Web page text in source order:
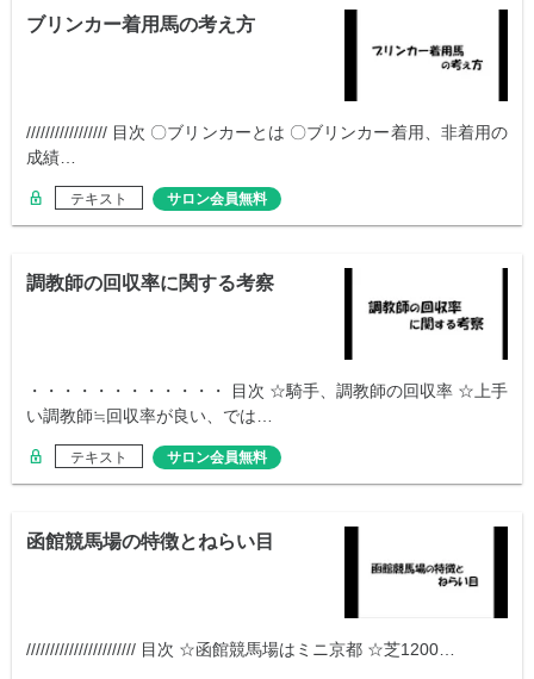
ブリンカー着用馬の考え方
///////////////// 目次 〇ブリンカーとは 〇ブリンカー着用、非着用の
成績…
テキスト サロン会員無料
調教師の回収率に関する考察
・・・・・・・・・・・・ 目次 ☆騎手、調教師の回収率 ☆上手
い調教師≒回収率が良い、では…
テキスト サロン会員無料
函館競馬場の特徴とねらい目
/////////////////////// 目次 ☆函館競馬場はミニ京都 ☆芝1200…